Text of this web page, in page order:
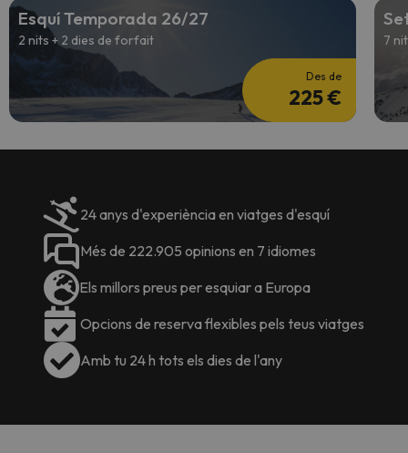
Esquí Temporada 26/27
2 nits + 2 dies de forfait
Des de
225 €
7
24 anys d'experiència en viatges d'esquí
Més de 222.905 opinions en 7 idiomes
Els millors preus per esquiar a Europa
Opcions de reserva flexibles pels teus viatges
Amb tu 24 h tots els dies de l'any